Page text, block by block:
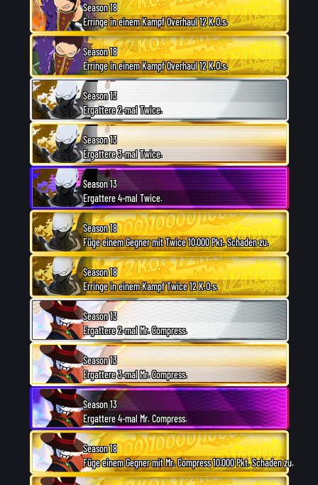
Season 18
Erringe in einem Kampf Overhaul 12 K.O.s.
Season 18
Erringe in einem Kampf Overhaul 12 K.O.s.
Season 13
Ergattere 2-mal Twice.
Season 13
Ergattere 3-mal Twice.
Season 13
Ergattere 4-mal Twice.
Season 18
Füge einem Gegner mit Twice 10.000 Pkt. Schaden zu.
Season 18
Erringe in einem Kampf Twice 12 K.O.s.
Season 13
Ergattere 2-mal Mr. Compress.
Season 13
Ergattere 3-mal Mr. Compress.
Season 13
Ergattere 4-mal Mr. Compress.
Season 18
Füge einem Gegner mit Mr. Compress 10.000 Pkt. Schaden zu.